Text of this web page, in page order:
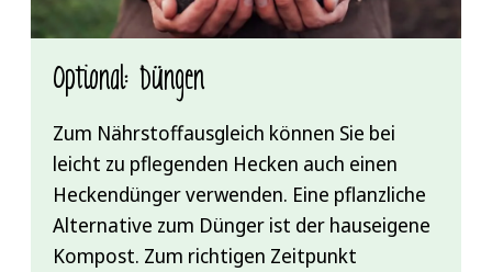
Optional: Düngen
Zum Nährstoffausgleich können Sie bei
leicht zu pflegenden Hecken auch einen
Heckendünger verwenden. Eine pflanzliche
Alternative zum Dünger ist der hauseigene
Kompost. Zum richtigen Zeitpunkt